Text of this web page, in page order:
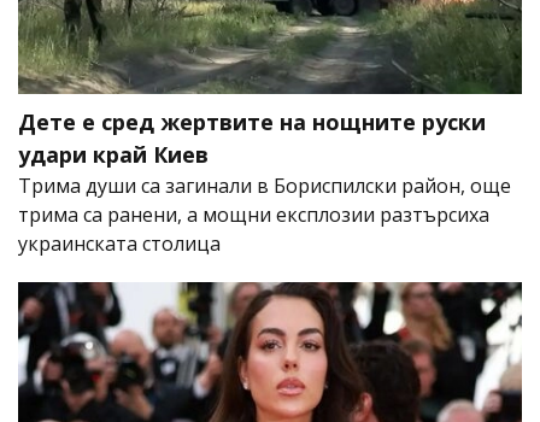
Дете е сред жертвите на нощните руски
удари край Киев
Трима души са загинали в Бориспилски район, още
трима са ранени, а мощни експлозии разтърсиха
украинската столица